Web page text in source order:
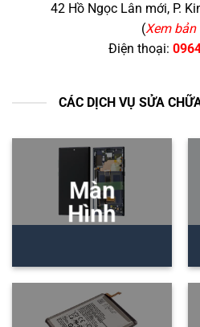
42 Hồ Ngọc Lân mới, P.
(Xem bản
Điện thoại:
CÁC DỊCH VỤ SỬA
Màn
Hình